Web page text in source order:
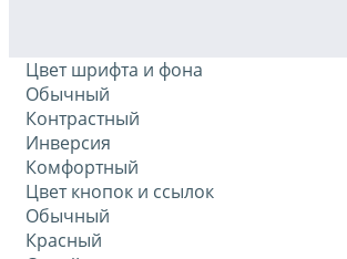
Цвет шрифта и фона
Обычный
Контрастный
Инверсия
Комфортный
Цвет кнопок и ссылок
Обычный
Красный